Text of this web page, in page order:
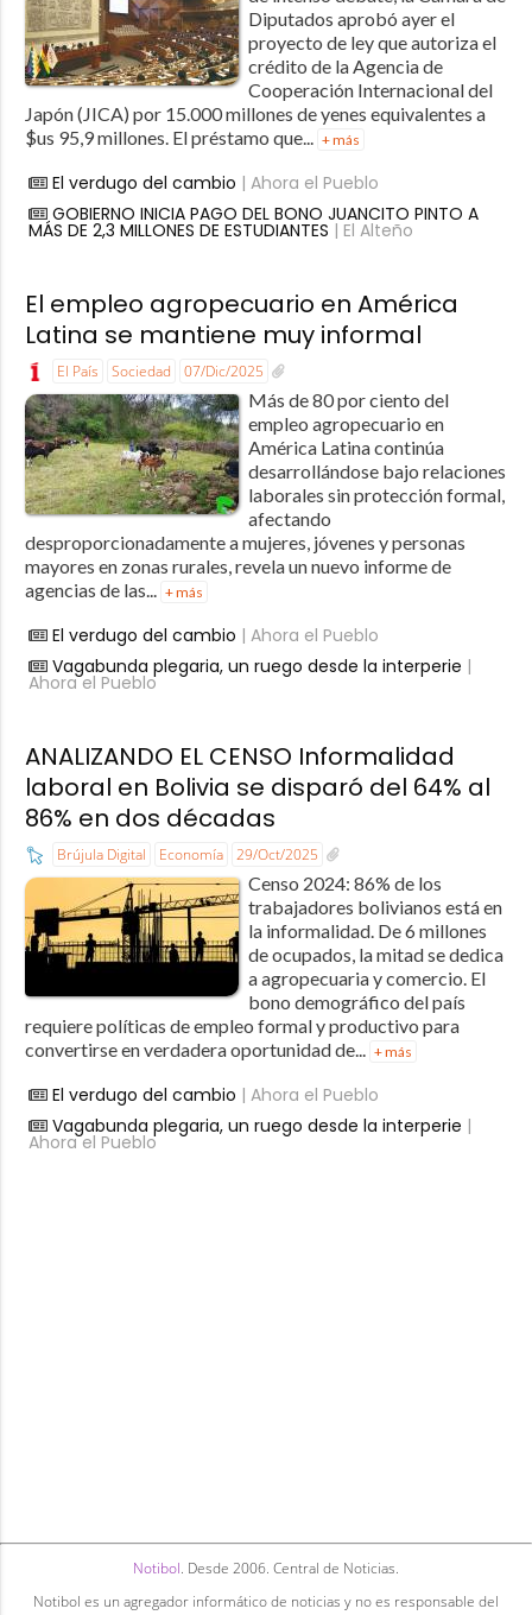
Diputados aprobó ayer el
proyecto de ley que autoriza el
crédito de la Agencia de
Cooperación Internacional del
Japón (JICA) por 15.000 millones de yenes equivalentes a
$us 95,9 millones. El préstamo que... + más
El verdugo del cambio | Ahora el Pueblo
GOBIERNO INICIA PAGO DEL BONO JUANCITO PINTO A
MÁS DE 2,3 MILLONES DE ESTUDIANTES | El Alteño
El empleo agropecuario en América
Latina se mantiene muy informal
El País Sociedad 07/Dic/2025
Más de 80 por ciento del
empleo agropecuario en
América Latina continúa
desarrollándose bajo relaciones
laborales sin protección formal,
afectando
desproporcionadamente a mujeres, jóvenes y personas
mayores en zonas rurales, revela un nuevo informe de
agencias de las... + más
El verdugo del cambio | Ahora el Pueblo
Vagabunda plegaria, un ruego desde la interperie |
Ahora el Pueblo
ANALIZANDO EL CENSO Informalidad
laboral en Bolivia se disparó del 64% al
86% en dos décadas
Brújula Digital Economía 29/Oct/2025
Censo 2024: 86% de los
trabajadores bolivianos está en
la informalidad. De 6 millones
de ocupados, la mitad se dedica
a agropecuaria y comercio. El
bono demográfico del país
requiere políticas de empleo formal y productivo para
convertirse en verdadera oportunidad de... + más
El verdugo del cambio | Ahora el Pueblo
Vagabunda plegaria, un ruego desde la interperie |
Ahora el Pueblo
Notibol. Desde 2006. Central de Noticias.
Notibol es un agregador informático de noticias y no es responsable del